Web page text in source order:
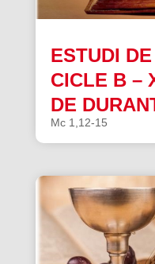
ESTUDI
CICLE B –
DE
Mc 1,12-15